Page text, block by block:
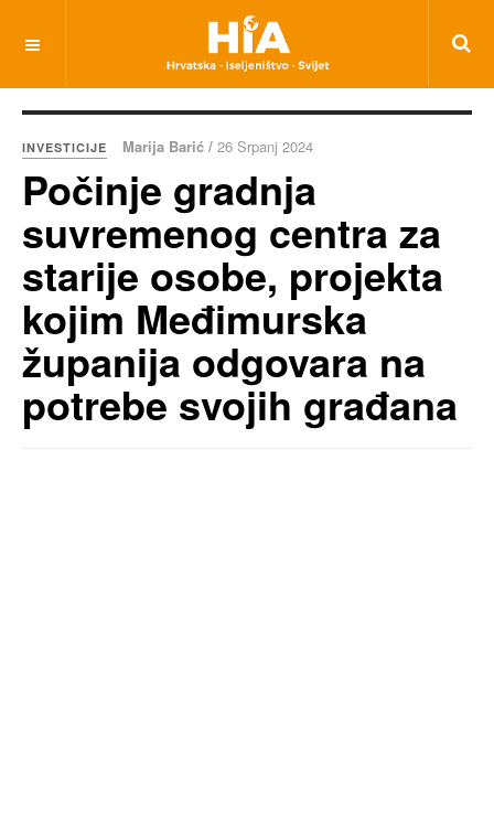
INVESTICIJE Marija Barić / 26 Srpanj 2024
Počinje gradnja
suvremenog centra za
starije osobe, projekta
kojim Međimurska
županija odgovara na
potrebe svojih građana